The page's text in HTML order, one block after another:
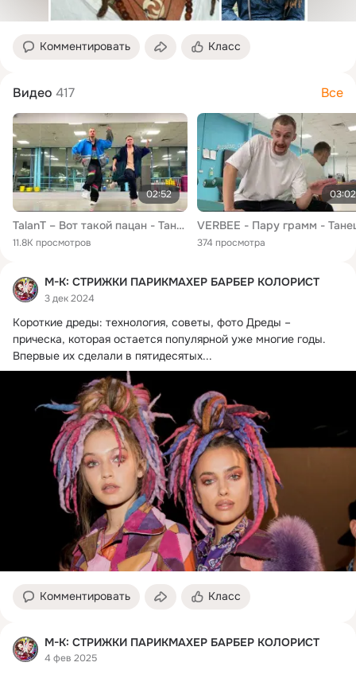
Комментировать Класс
Видео 417 Все
02:52
TalanT – Вот такой пацан - Танец (Vova Legend & Maloy-Di)
11.8K просмотров
03:02
374 просмотра
М-К: СТРИЖКИ ПАРИКМАХЕР БАРБЕР КОЛОРИСТ
3 дек 2024
Короткие дреды: технология, советы, фото Дреды –
прическа, которая остается популярной уже многие годы.
Впервые их сделали в пятидесятых...
Комментировать Класс
М-К: СТРИЖКИ ПАРИКМАХЕР БАРБЕР КОЛОРИСТ
4 фев 2025